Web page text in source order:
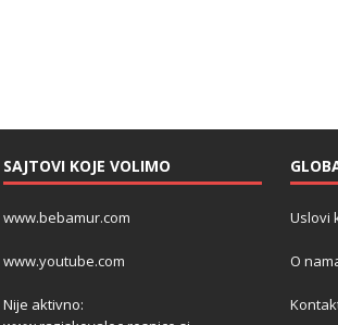
SAJTOVI KOJE VOLIMO
www.bebamur.com
www.youtube.com
Nije aktivno:
Uslovi
O